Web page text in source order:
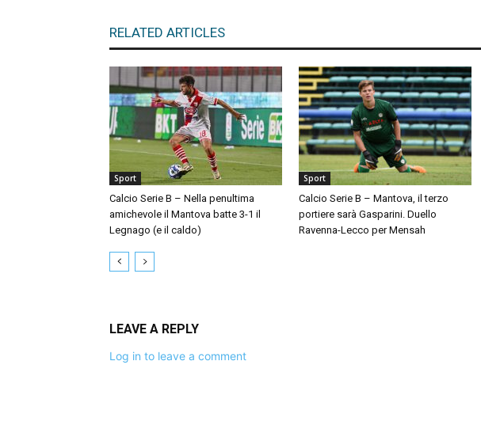
RELATED ARTICLES
Sport
Calcio Serie B – Nella penultima
amichevole il Mantova batte 3-1 il
Legnago (e il caldo)
Sport
Calcio Serie B – Mantova, il terzo
portiere sarà Gasparini. Duello
Ravenna-Lecco per Mensah
LEAVE A REPLY
Log in to leave a comment